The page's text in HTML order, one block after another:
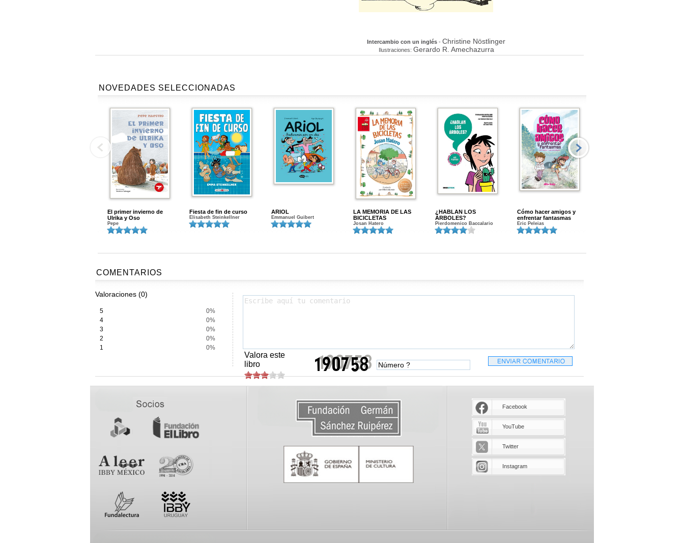
Intercambio con un inglés - Christine Nöstlinger
Ilustraciones: Gerardo R. Amechazurra
NOVEDADES SELECCIONADAS
El primer invierno de
Ulrika y Oso
Pepe
Fiesta de fin de curso
Elisabeth Steinkellner
ARIOL
Emmanuel Guibert
LA MEMORIA DE LAS
BICICLETAS
Josan Hatero
¿HABLAN LOS
ÁRBOLES?
Pierdomenico Baccalario
Cómo hacer amigos y
enfrentar fantasmas
Eric Peleias
COMENTARIOS
Valoraciones (0)
5
0%
4
0%
3
0%
2
0%
1
0%
Valora este
libro
Facebook
YouTube
Twitter
Instagram